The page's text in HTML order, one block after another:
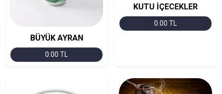
BÜYÜK AYRAN
0.00 TL
KUTU İÇECEKLER
0.00 TL